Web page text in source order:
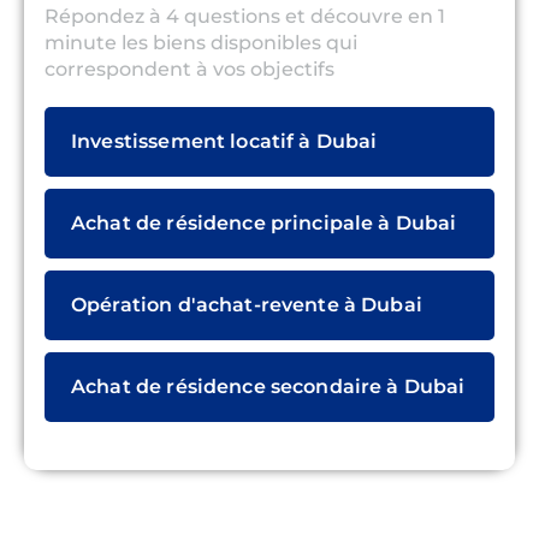
Répondez à 4 questions et découvre en 1
minute les biens disponibles qui
correspondent à vos objectifs
Investissement locatif à Dubai
Achat de résidence principale à Dubai
Opération d'achat-revente à Dubai
Achat de résidence secondaire à Dubai